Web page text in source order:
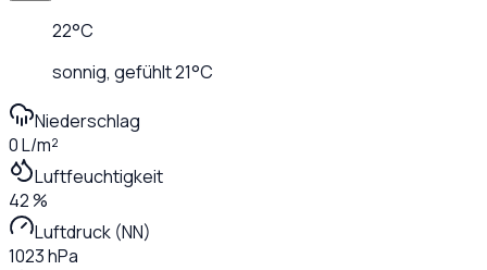
22°C
sonnig, gefühlt21°C
Niederschlag
0 L/m²
Luftfeuchtigkeit
42 %
Luftdruck (NN)
1023 hPa